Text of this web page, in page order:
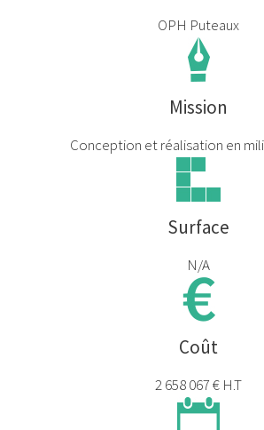
OPH Puteaux
Mission
Conception et réalisation en
Surface
N/A
Coût
2 658 067 € H.T